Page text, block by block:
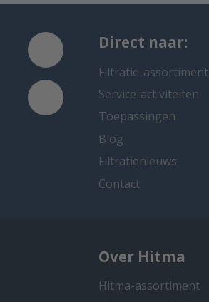
Direct naar:
Filtratie-assortiment
Service-activiteiten
Toepassingen
Blog
Filtratienieuws
Contact
Over Hitma
Hitma-assortiment